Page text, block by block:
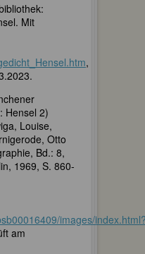
Mit
,
Hensel 2)
Louise,
Otto
Bd.: 8,
1969, S. 860-
images/
am